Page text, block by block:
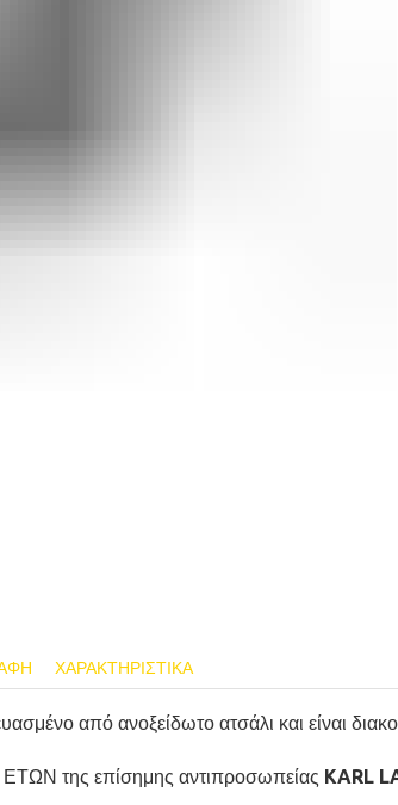
ΧΑΡΑΚΤΗΡΙΣΤΙΚΆ
από ανοξείδωτο ατσάλι και είναι
της επίσημης αντιπροσωπείας KARL